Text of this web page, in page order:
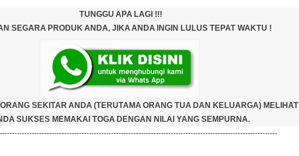
TUNGGU APA LAGI !!!
SEGARA PRODUK ANDA, JIKA ANDA INGIN LULUS TEPAT WAKTU !
SEKITAR ANDA (TERUTAMA ORANG TUA DAN KELUARGA) MELIHAT
SUKSES MEMAKAI TOGA DENGAN NILAI YANG SEMPURNA.